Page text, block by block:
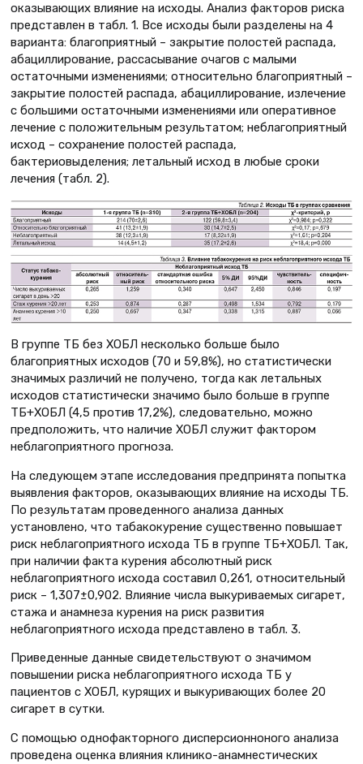
оказывающих влияние на исходы. Анализ факторов риска
представлен в табл. 1. Все исходы были разделены на 4
варианта: благоприятный – закрытие полостей распада,
абациллирование, рассасывание очагов с малыми
остаточными изменениями; относительно благоприятный –
закрытие полостей распада, абациллирование, излечение
с большими остаточными изменениями или оперативное
лечение с положительным результатом; неблагоприятный
исход – сохранение полостей распада,
бактериовыделения; летальный исход в любые сроки
лечения (табл. 2).
В группе ТБ без ХОБЛ несколько больше было
благоприятных исходов (70 и 59,8%), но статистически
значимых различий не получено, тогда как летальных
исходов статистически значимо было больше в группе
ТБ+ХОБЛ (4,5 против 17,2%), следовательно, можно
предположить, что наличие ХОБЛ служит фактором
неблагоприятного прогноза.
На следующем этапе исследования предпринята попытка
выявления факторов, оказывающих влияние на исходы ТБ.
По результатам проведенного анализа данных
установлено, что табакокурение существенно повышает
риск неблагоприятного исхода ТБ в группе ТБ+ХОБЛ. Так,
при наличии факта курения абсолютный риск
неблагоприятного исхода составил 0,261, относительный
риск – 1,307±0,902. Влияние числа выкуриваемых сигарет,
стажа и анамнеза курения на риск развития
неблагоприятного исхода представлено в табл. 3.
Приведенные данные свидетельствуют о значимом
повышении риска неблагоприятного исхода ТБ у
пациентов с ХОБЛ, курящих и выкуривающих более 20
сигарет в сутки.
С помощью однофакторного дисперсионноного анализа
проведена оценка влияния клинико-анамнестических